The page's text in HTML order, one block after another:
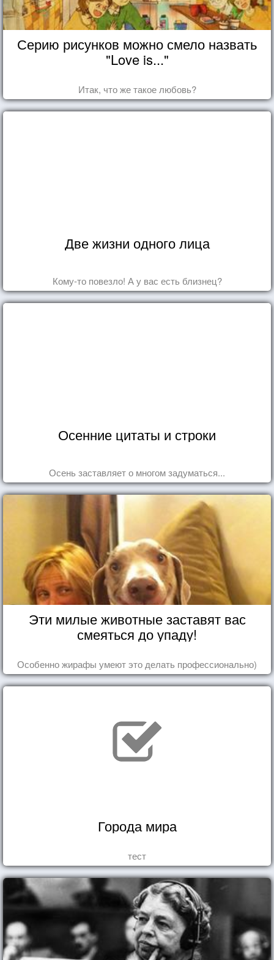
Серию рисунков можно смело назвать
"Love is..."
Итак, что же такое любовь?
Две жизни одного лица
Кому-то повезло! А у вас есть близнец?
Осенние цитаты и строки
Осень заставляет о многом задуматься...
Эти милые животные заставят вас
смеяться до упаду!
Особенно жирафы умеют это делать профессионально)
Города мира
тест